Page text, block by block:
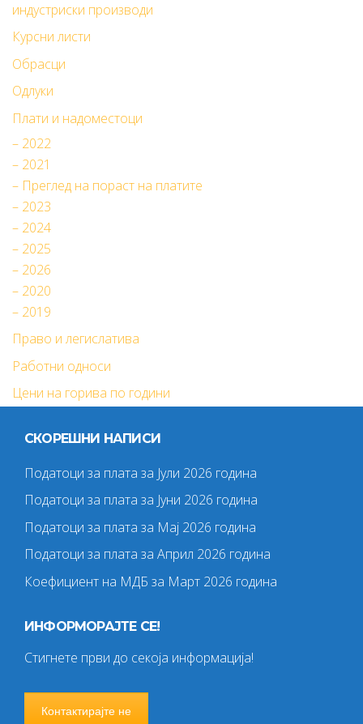
индустриски производи
Курсни листи
Обрасци
Одлуки
Плати и надоместоци
– 2022
– 2021
– Преглед на пораст на платите
– 2023
– 2024
– 2025
– 2026
– 2020
– 2019
Право и легислатива
Работни односи
Цени на горива по години
СКОРЕШНИ НАПИСИ
Податоци за плата за Јули 2026 година
Податоци за плата за Јуни 2026 година
Податоци за плата за Мај 2026 година
Податоци за плата за Април 2026 година
Коефициент на МДБ за Март 2026 година
ИНФОРМОРАЈТЕ СЕ!
Стигнете први до секоја информација!
Контактирајте не